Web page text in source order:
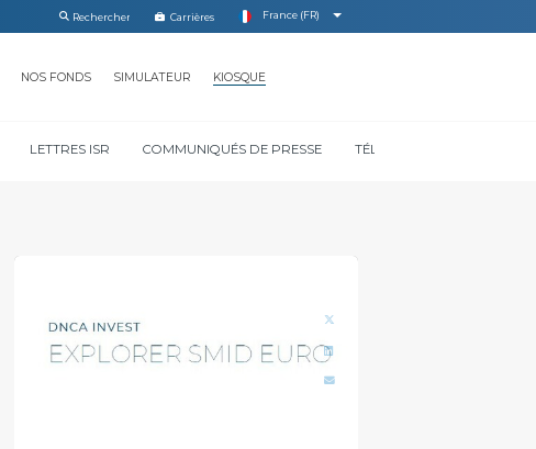
Carrières France (FR)
NOS FONDS SIMULATEUR KIOSQUE
LETTRES ISR COMMUNIQUÉS DE PRESSE TÉLÉCHARGER NOS